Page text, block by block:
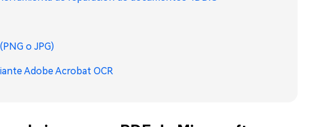
o JPG)
Adobe Acrobat OCR